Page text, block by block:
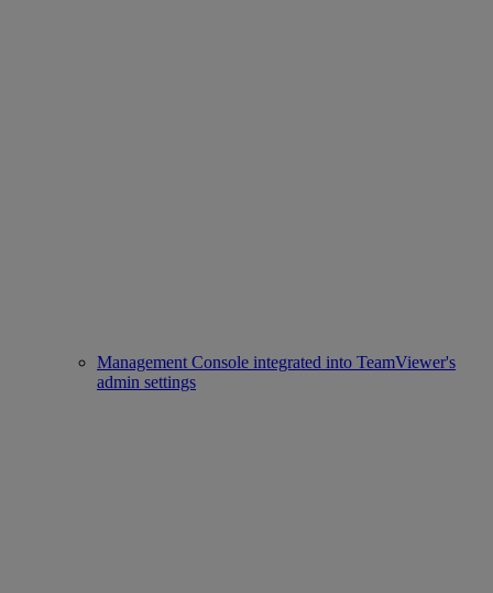
Management Console integrated into TeamViewer's
admin settings